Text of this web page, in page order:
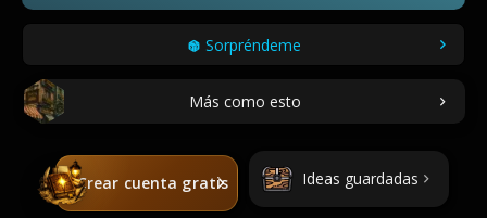
Sorpréndeme
Más como esto
Crear cuenta gratis Ideas guardadas